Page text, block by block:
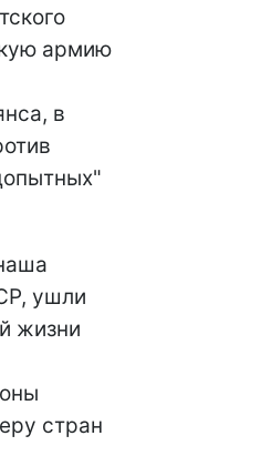
армию
в
ушли
жизни
стран